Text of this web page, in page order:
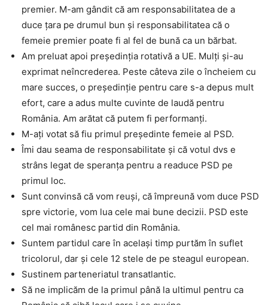
premier. M-am gândit că am responsabilitatea de a
duce țara pe drumul bun și responsabilitatea că o
femeie premier poate fi al fel de bună ca un bărbat.
Am preluat apoi președinția rotativă a UE. Mulți și-au
exprimat neîncrederea. Peste câteva zile o încheiem cu
mare succes, o președinție pentru care s-a depus mult
efort, care a adus multe cuvinte de laudă pentru
România. Am arătat că putem fi performanți.
M-ați votat să fiu primul președinte femeie al PSD.
Îmi dau seama de responsabilitate și că votul dvs e
strâns legat de speranța pentru a readuce PSD pe
primul loc.
Sunt convinsă că vom reuși, că împreună vom duce PSD
spre victorie, vom lua cele mai bune decizii. PSD este
cel mai românesc partid din România.
Suntem partidul care în același timp purtăm în suflet
tricolorul, dar și cele 12 stele de pe steagul european.
Sustinem parteneriatul transatlantic.
Să ne implicăm de la primul până la ultimul pentru ca